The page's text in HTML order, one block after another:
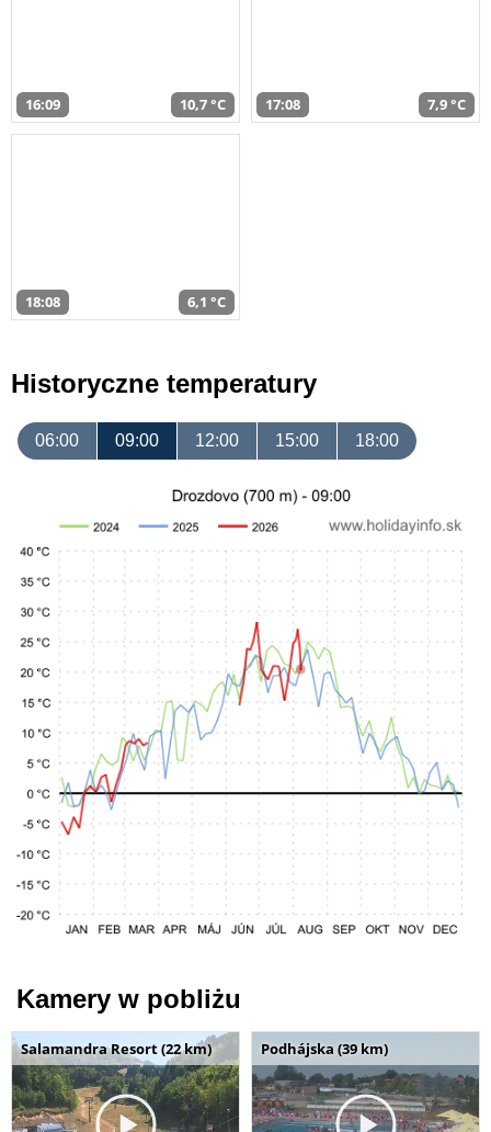
16:09 10,7 °C 17:08 7,9 °C
18:08 6,1 °C
Historyczne temperatury
06:00 09:00 12:00 15:00 18:00
Kamery w pobliżu
Salamandra Resort (22 km) Podhájska (39 km)